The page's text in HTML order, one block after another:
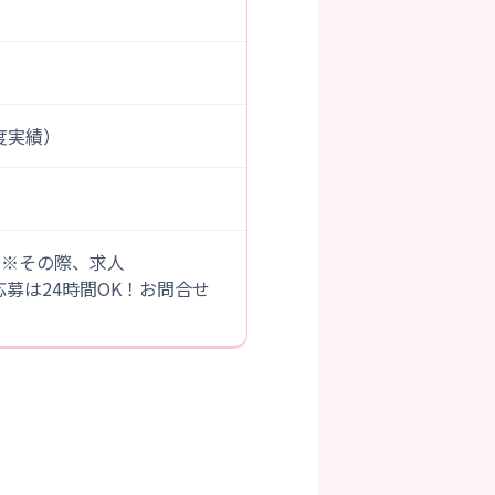
績）
その際、求人
は24時間OK！お問合せ